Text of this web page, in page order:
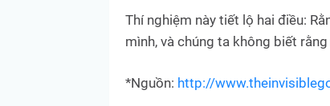
‎Thí nghiệm này tiết lộ hai điều:
mình, và chúng ta không biết
*Nguồn: http://